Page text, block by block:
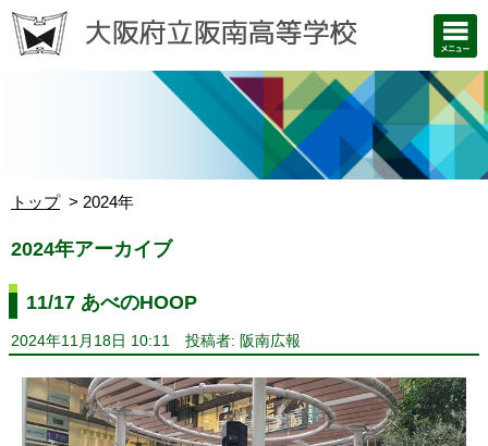
トップ 2024年
2024年アーカイブ
11/17 あべのHOOP
2024年11月18日 10:11 投稿者: 阪南広報